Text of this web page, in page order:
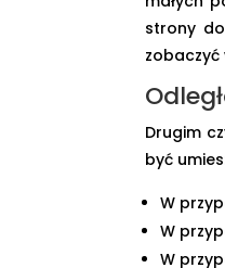
strony
zobaczyć
Drugim
być
W
W
W